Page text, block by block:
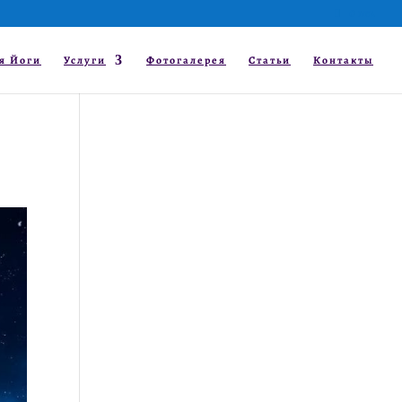
Йоги Услуги Фотогалерея Статьи Контакты